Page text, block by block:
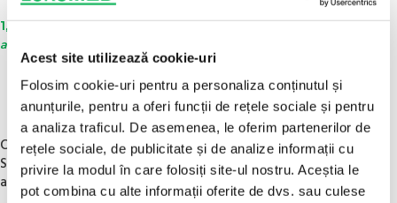
Acest site utilizează cookie-uri
Folosim cookie-uri pentru a personaliza conținutul și
anunțurile, pentru a oferi funcții de rețele sociale și pentru
a analiza traficul. De asemenea, le oferim partenerilor de
rețele sociale, de publicitate și de analize informații cu
privire la modul în care folosiți site-ul nostru. Aceștia le
pot combina cu alte informații oferite de dvs. sau culese
1,98lei
ambalare : 50 buc/cutie
1,98lei
50 BUC/CUTIE
Catetere I.V. / Branule CU
SISTEM DE PROTECTIE cu
aripioare si port inject G24
100 BUC/CUTIE
Catetere I.V. (Branule) cu
aripioare si port inject diverse
marimi G18, G20, G22